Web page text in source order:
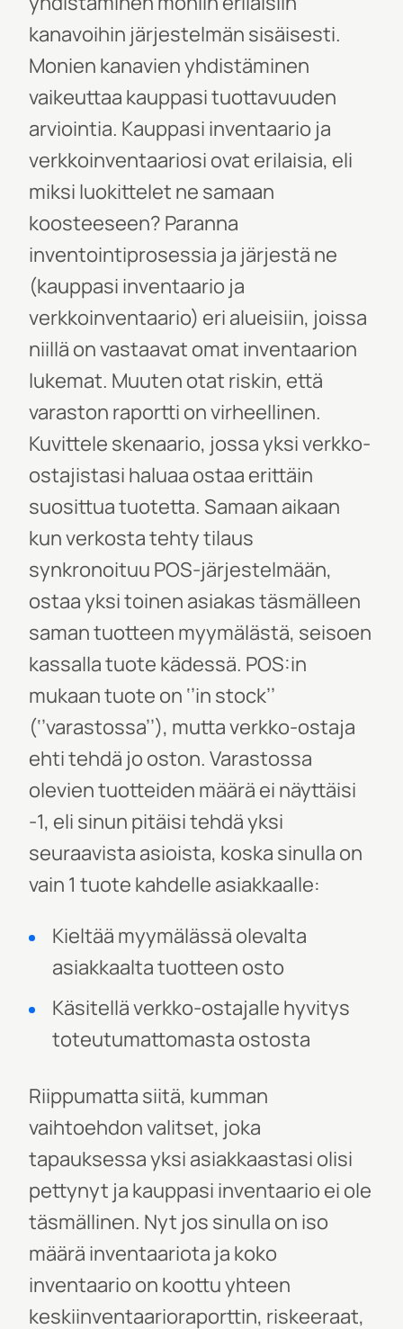
kanavoihin järjestelmän sisäisesti.
Monien kanavien yhdistäminen
vaikeuttaa kauppasi tuottavuuden
arviointia. Kauppasi inventaario ja
verkkoinventaariosi ovat erilaisia, eli
miksi luokittelet ne samaan
koosteeseen? Paranna
inventointiprosessia ja järjestä ne
(kauppasi inventaario ja
verkkoinventaario) eri alueisiin, joissa
niillä on vastaavat omat inventaarion
lukemat. Muuten otat riskin, että
varaston raportti on virheellinen.
Kuvittele skenaario, jossa yksi verkko-
ostajistasi haluaa ostaa erittäin
suosittua tuotetta. Samaan aikaan
kun verkosta tehty tilaus
synkronoituu POS-järjestelmään,
ostaa yksi toinen asiakas täsmälleen
saman tuotteen myymälästä, seisoen
kassalla tuote kädessä. POS:in
mukaan tuote on ‘’in stock’’
(‘’varastossa’’), mutta verkko-ostaja
ehti tehdä jo oston. Varastossa
olevien tuotteiden määrä ei näyttäisi
-1, eli sinun pitäisi tehdä yksi
seuraavista asioista, koska sinulla on
vain 1 tuote kahdelle asiakkaalle:
Kieltää myymälässä olevalta
asiakkaalta tuotteen osto
Käsitellä verkko-ostajalle hyvitys
toteutumattomasta ostosta
Riippumatta siitä, kumman
vaihtoehdon valitset, joka
tapauksessa yksi asiakkaastasi olisi
pettynyt ja kauppasi inventaario ei ole
täsmällinen. Nyt jos sinulla on iso
määrä inventaariota ja koko
inventaario on koottu yhteen
keskiinventaarioraporttin, riskeeraat,